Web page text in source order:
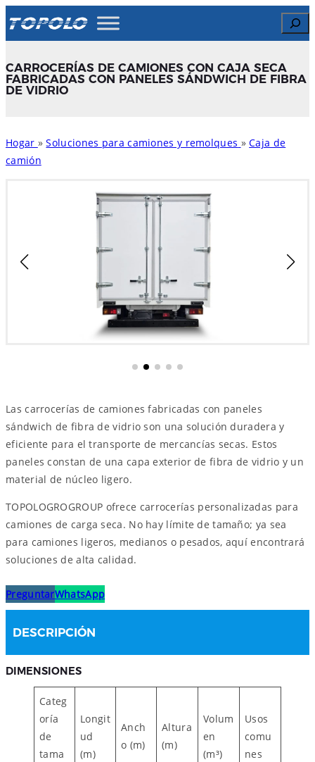
to
Search
CARROCERÍAS DE CAMIONES CON CAJA SECA
FABRICADAS CON PANELES SÁNDWICH DE FIBRA
DE VIDRIO
Hogar »Soluciones para camiones y remolques »Caja de
camión
Las carrocerías de camiones fabricadas con paneles
sándwich de fibra de vidrio son una solución duradera y
eficiente para el transporte de mercancías secas. Estos
paneles constan de una capa exterior de fibra de vidrio y un
material de núcleo ligero.
TOPOLOGROGROUP ofrece carrocerías personalizadas para
camiones de carga seca. No hay límite de tamaño; ya sea
para camiones ligeros, medianos o pesados, aquí encontrará
soluciones de alta calidad.
PreguntarWhatsApp
DESCRIPCIÓN
DIMENSIONES
Categ
oría
de
tama
Longit
ud
(m)
Anch
o (m)
Altura
(m)
Volum
en
(m³)
Usos
comu
nes